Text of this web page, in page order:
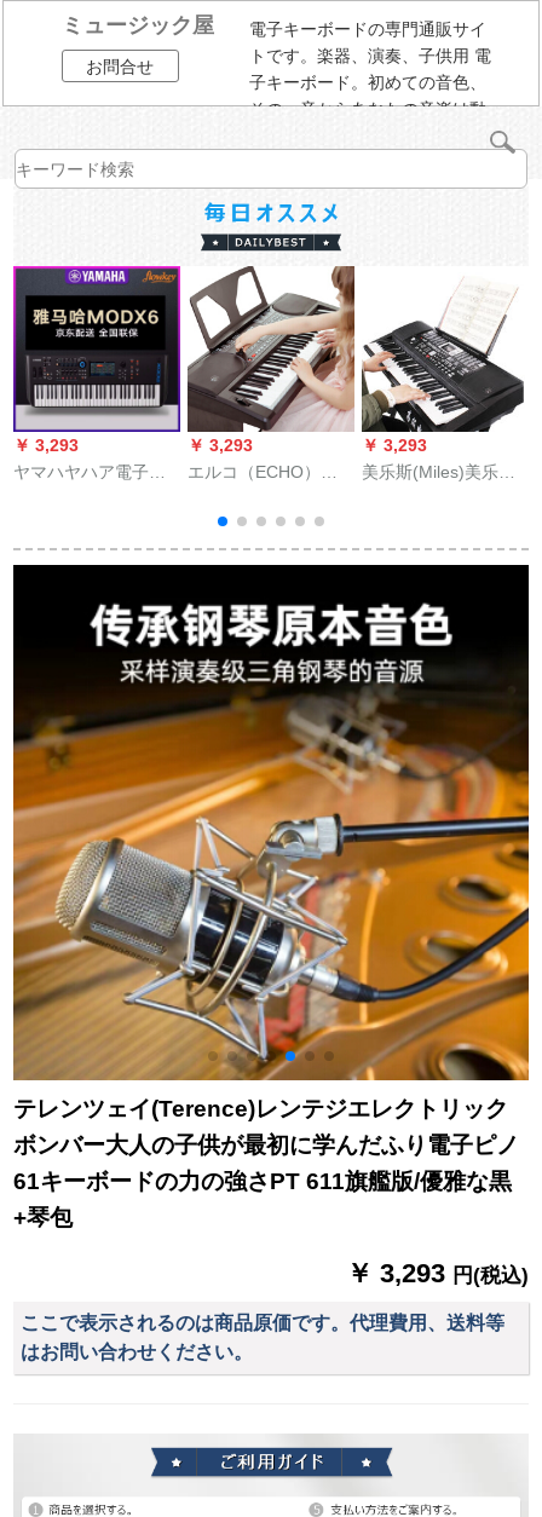
ミュージック屋
お問合せ
電子キーボードの専門通販サイ
トです。楽器、演奏、子供用 電
子キーボード。初めての音色、
その一音からあなたの音楽は動
￥ 3,293
ヤマハヤハア電子音
演MIDI编曲ホーテ
MODX 6（新品）
￥ 3,293
エルコ（ECHO）電
ボード多機能教育61
キーボード標準鍵盤
練習電子キーボリン
グ
￥ 3,293
美乐斯(Miles)美乐斯
子キーボンド大人子
ノ仿ピノキーボード
セト999電子キーボン
ド+礼装バケット+電
子キーボンド
テレンツェイ(Terence)レンテジエレクトリック
ボンバー大人の子供が最初に学んだふり電子ピノ
61キーボードの力の強さPT 611旗艦版/優雅な黒
+琴包
￥ 3,293 円(税込)
ここで表示されるのは商品原価です。代理費用、送料等
はお問い合わせください。